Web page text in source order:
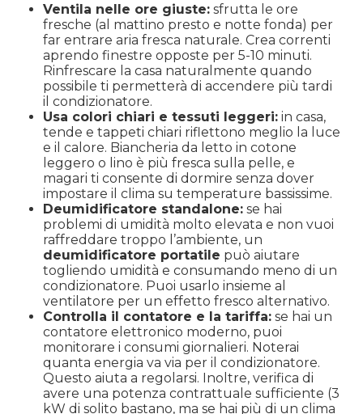
Ventila nelle ore giuste: sfrutta le ore
fresche (al mattino presto e notte fonda) per
far entrare aria fresca naturale. Crea correnti
aprendo finestre opposte per 5-10 minuti.
Rinfrescare la casa naturalmente quando
possibile ti permetterà di accendere più tardi
il condizionatore.
Usa colori chiari e tessuti leggeri: in casa,
tende e tappeti chiari riflettono meglio la luce
e il calore. Biancheria da letto in cotone
leggero o lino è più fresca sulla pelle, e
magari ti consente di dormire senza dover
impostare il clima su temperature bassissime.
Deumidificatore standalone: se hai
problemi di umidità molto elevata e non vuoi
raffreddare troppo l’ambiente, un
deumidificatore portatile può aiutare
togliendo umidità e consumando meno di un
condizionatore. Puoi usarlo insieme al
ventilatore per un effetto fresco alternativo.
Controlla il contatore e la tariffa: se hai un
contatore elettronico moderno, puoi
monitorare i consumi giornalieri. Noterai
quanta energia va via per il condizionatore.
Questo aiuta a regolarsi. Inoltre, verifica di
avere una potenza contrattuale sufficiente (3
kW di solito bastano, ma se hai più di un clima